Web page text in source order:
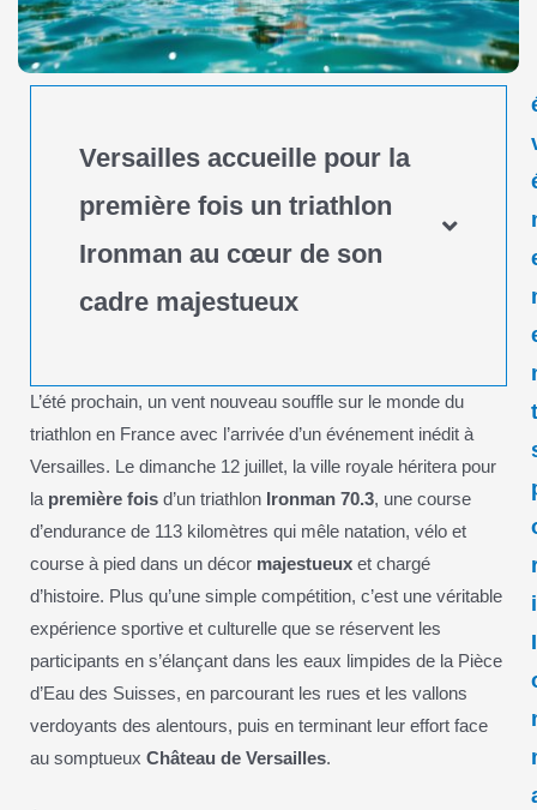
Versailles accueille pour la
première fois un triathlon
Ironman au cœur de son
cadre majestueux
L’été prochain, un vent nouveau souffle sur le monde du
triathlon en France avec l’arrivée d’un événement inédit à
Versailles. Le dimanche 12 juillet, la ville royale héritera pour
la première foisd’un triathlon Ironman 70.3, une course
d’endurance de 113 kilomètres qui mêle natation, vélo et
course à pied dans un décor majestueuxet chargé
d’histoire. Plus qu’une simple compétition, c’est une véritable
expérience sportive et culturelle que se réservent les
participants en s’élançant dans les eaux limpides de la Pièce
d’Eau des Suisses, en parcourant les rues et les vallons
verdoyants des alentours, puis en terminant leur effort face
au somptueux Château de Versailles.